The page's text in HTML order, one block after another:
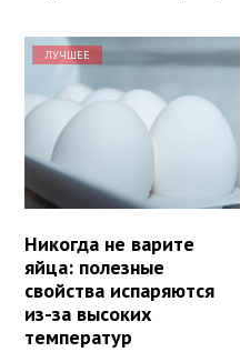
ЛУЧШЕЕ
Никогда не варите
яйца: полезные
свойства испаряются
из-за высоких
температур